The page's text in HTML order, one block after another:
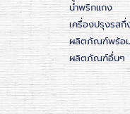
น้ำพริกแกง
เครื่องปรุงรสกึ่
ผลิตภัณฑ์พร้อ
ผลิตภัณฑ์อื่นๆ